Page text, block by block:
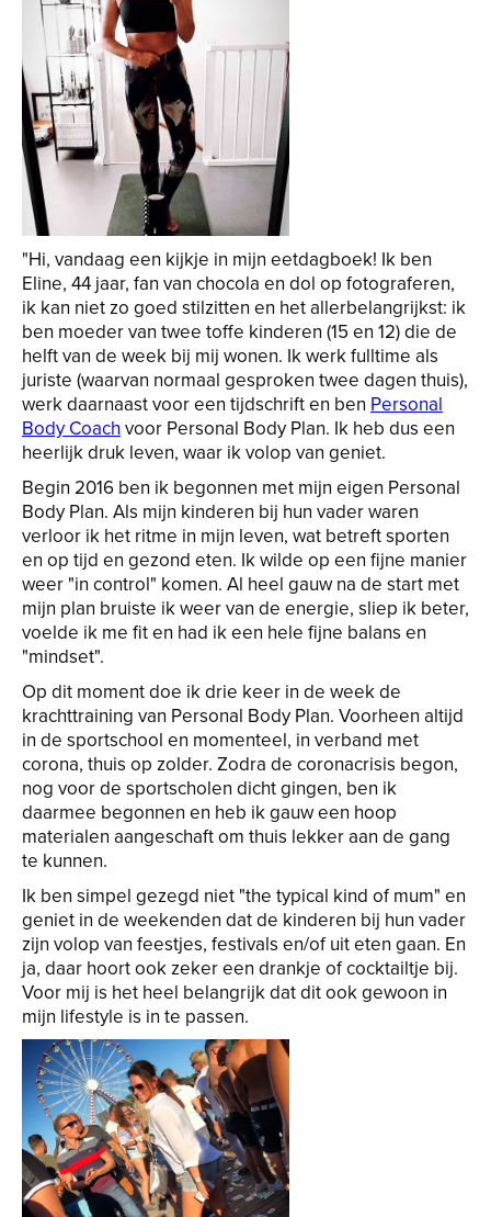
"Hi, vandaag een kijkje in mijn eetdagboek! Ik ben
Eline, 44 jaar, fan van chocola en dol op fotograferen,
ik kan niet zo goed stilzitten en het allerbelangrijkst: ik
ben moeder van twee toffe kinderen (15 en 12) die de
helft van de week bij mij wonen. Ik werk fulltime als
juriste (waarvan normaal gesproken twee dagen thuis),
werk daarnaast voor een tijdschrift en ben Personal
Body Coach voor Personal Body Plan. Ik heb dus een
heerlijk druk leven, waar ik volop van geniet.
Begin 2016 ben ik begonnen met mijn eigen Personal
Body Plan. Als mijn kinderen bij hun vader waren
verloor ik het ritme in mijn leven, wat betreft sporten
en op tijd en gezond eten. Ik wilde op een fijne manier
weer "in control" komen. Al heel gauw na de start met
mijn plan bruiste ik weer van de energie, sliep ik beter,
voelde ik me fit en had ik een hele fijne balans en
"mindset".
Op dit moment doe ik drie keer in de week de
krachttraining van Personal Body Plan. Voorheen altijd
in de sportschool en momenteel, in verband met
corona, thuis op zolder. Zodra de coronacrisis begon,
nog voor de sportscholen dicht gingen, ben ik
daarmee begonnen en heb ik gauw een hoop
materialen aangeschaft om thuis lekker aan de gang
te kunnen.
Ik ben simpel gezegd niet "the typical kind of mum" en
geniet in de weekenden dat de kinderen bij hun vader
zijn volop van feestjes, festivals en/of uit eten gaan. En
ja, daar hoort ook zeker een drankje of cocktailtje bij.
Voor mij is het heel belangrijk dat dit ook gewoon in
mijn lifestyle is in te passen.